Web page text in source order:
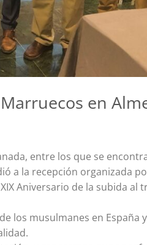
en
entre los que se
a la recepción organizada
Aniversario de la subida al
los musulmanes en España